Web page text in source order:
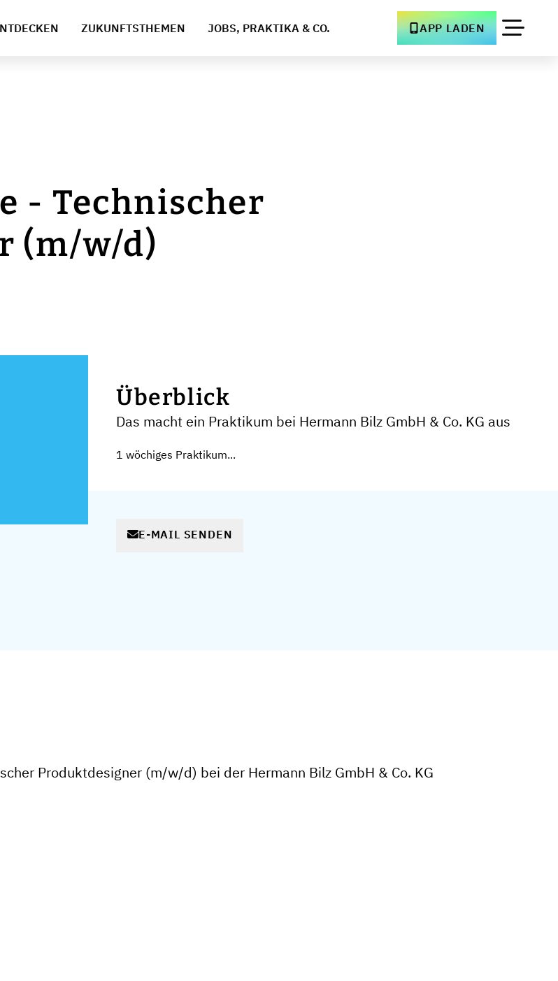
ZUKUNFTSTHEMEN JOBS, PRAKTIKA & CO. APP LADEN
- Technischer
(m/w/d)
Überblick
Das macht ein Praktikum bei Hermann Bilz GmbH & Co. KG aus
1 wöchiges Praktikum...
E-MAIL SENDEN
Produktdesigner (m/w/d) bei der Hermann Bilz GmbH & Co. KG